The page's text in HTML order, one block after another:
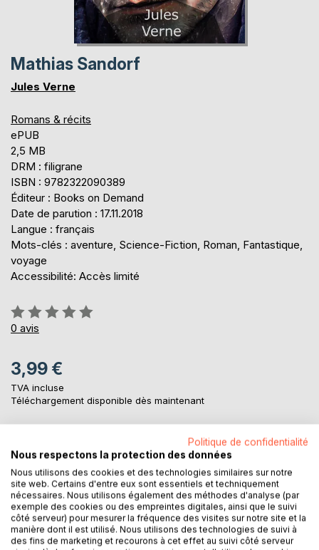
Mathias Sandorf
Jules Verne
Romans & récits
ePUB
2,5 MB
DRM : filigrane
ISBN : 9782322090389
Éditeur : Books on Demand
Date de parution : 17.11.2018
Langue : français
Mots-clés : aventure, Science-Fiction, Roman, Fantastique,
voyage
Accessibilité: Accès limité
Évaluation:
0%
0 avis
3,99 €
TVA incluse
Téléchargement disponible dès maintenant
AJOUTER AU PANIER
Ajouter à ma liste d'envies
Laisser un avis
Politique de confidentialité
Nous respectons la protection des données
Nous utilisons des cookies et des technologies similaires sur notre
site web. Certains d'entre eux sont essentiels et techniquement
nécessaires. Nous utilisons également des méthodes d'analyse (par
exemple des cookies ou des empreintes digitales, ainsi que le suivi
côté serveur) pour mesurer la fréquence des visites sur notre site et la
manière dont il est utilisé. Nous utilisons des technologies de suivi à
des fins de marketing et recourons à cet effet au suivi côté serveur